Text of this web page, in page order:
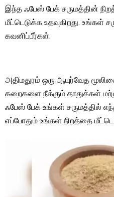
இந்த ஃபேஸ் பேக் சருமத்தின்
மீட்டெடுக்க உதவுகிறது. உங்கள்
கவனிப்பீர்கள்.
அதிமதுரம் ஒரு ஆயுர்வேத
கறைகளை நீக்கும் தாதுக்கள்
ஃபேஸ் பேக் உங்கள் சருமத்தில்
எப்போதும் உங்கள் நிறத்தை